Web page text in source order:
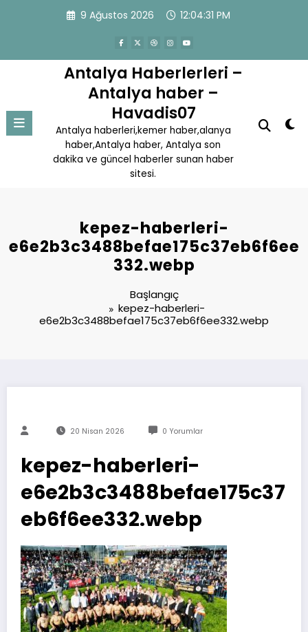
9 Ağustos 2026 12:04:31 PM
Antalya Haberlerleri –
Antalya haber –
Havadis07
Antalya haberleri,kemer haber,alanya
haber,Antalya haber, Antalya son
dakika ve güncel haberler sunan haber
sitesi.
kepez-haberleri-
e6e2b3c3488befae175c37eb6f6ee
332.webp
Başlangıç
kepez-haberleri-
e6e2b3c3488befae175c37eb6f6ee332.webp
20 Nisan 2026 0 Yorumlar
kepez-haberleri-
e6e2b3c3488befae175c37
eb6f6ee332.webp